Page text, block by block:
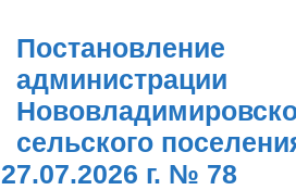
Постановление
администрации
сельского
27.07.2026 г. № 78